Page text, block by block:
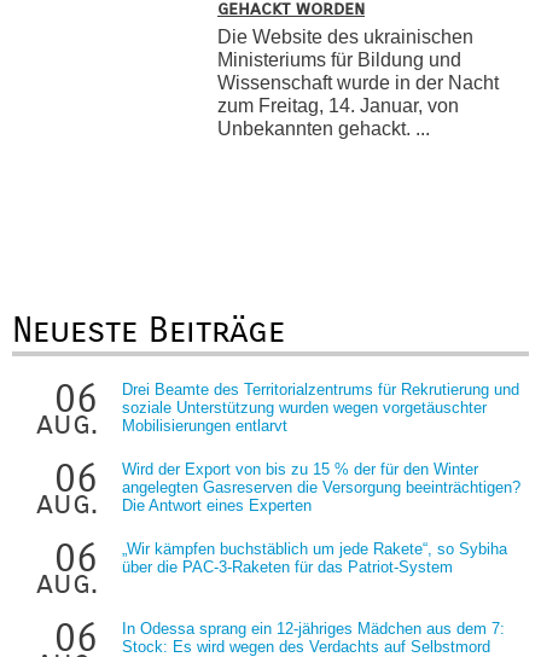
gehackt worden
Die Website des ukrainischen
Ministeriums für Bildung und
Wissenschaft wurde in der Nacht
zum Freitag, 14. Januar, von
Unbekannten gehackt. ...
Neueste Beiträge
06
aug.
Drei Beamte des Territorialzentrums für Rekrutierung und
soziale Unterstützung wurden wegen vorgetäuschter
Mobilisierungen entlarvt
06
aug.
Wird der Export von bis zu 15 % der für den Winter
angelegten Gasreserven die Versorgung beeinträchtigen?
Die Antwort eines Experten
06
aug.
„Wir kämpfen buchstäblich um jede Rakete“, so Sybiha
über die PAC-3-Raketen für das Patriot-System
06
In Odessa sprang ein 12-jähriges Mädchen aus dem 7:
Stock: Es wird wegen des Verdachts auf Selbstmord